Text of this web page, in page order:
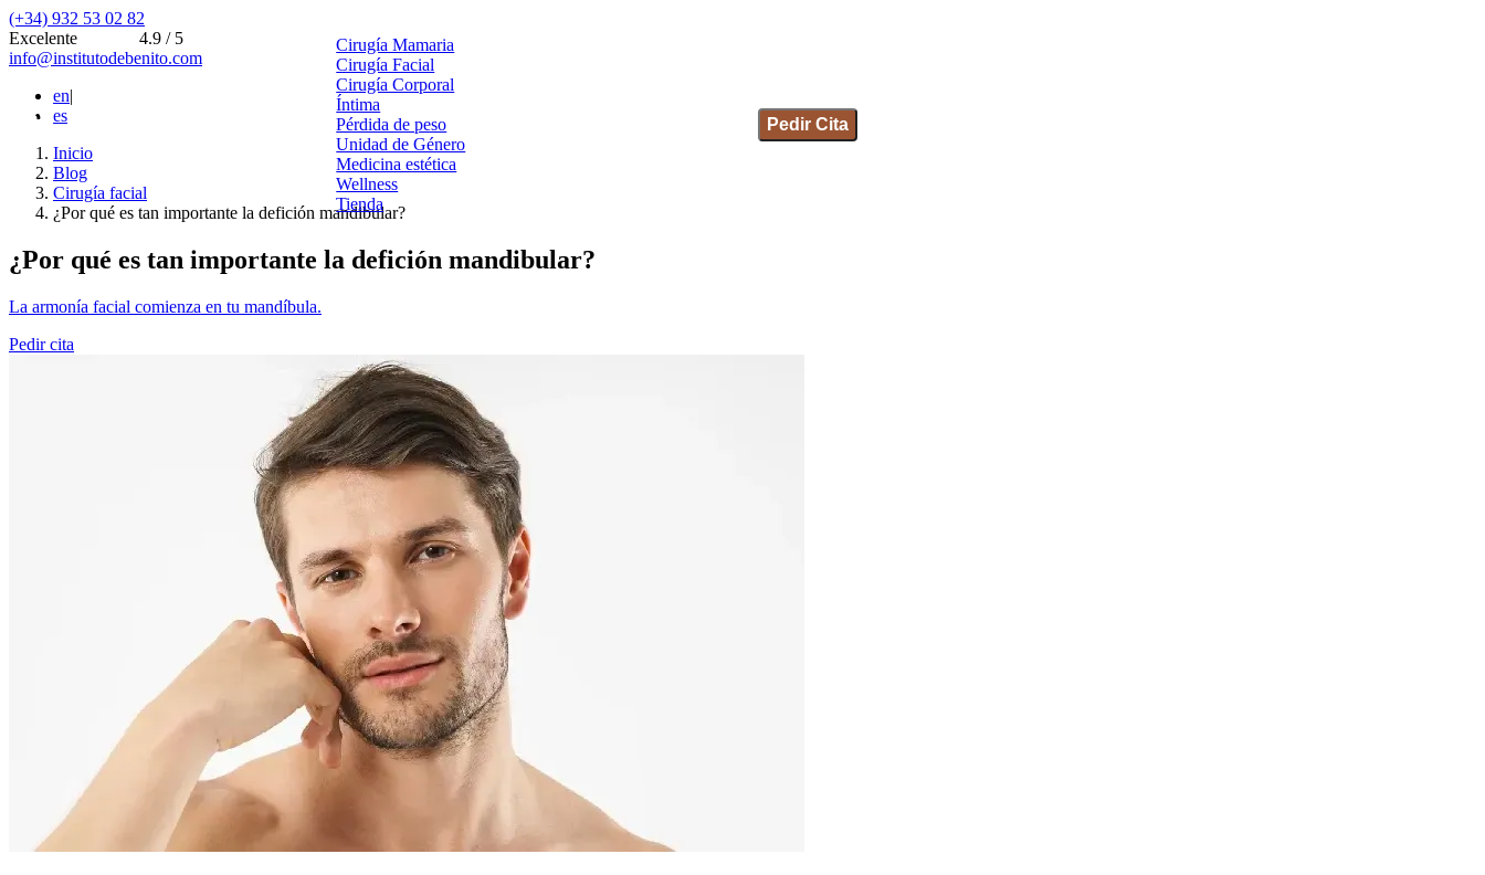
(+34) 932 53 02 82
Excelente
4.9 / 5
info@institutodebenito.com
en|
es
Cirugía Mamaria
Cirugía Facial
Cirugía Corporal
Íntima
Pérdida de peso
Unidad de Género
Medicina estética
Wellness
Tienda
Pedir Cita
Inicio
Blog
Cirugía facial
¿Por qué es tan importante la defición mandibular?
¿Por qué es tan importante la defición mandibular?
La armonía facial comienza en tu mandíbula.
Pedir cita